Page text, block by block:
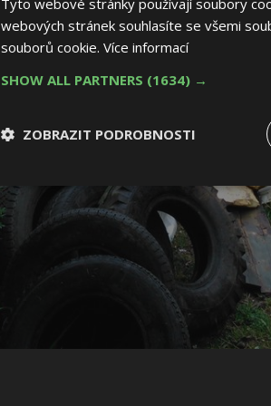
Tyto webové stránky používají soubory
webových stránek souhlasíte se všemi
souborů cookie. Více informací
SHOW ALL PARTNERS (1634) →
ZOBRAZIT PODROBNOSTI
Nezbytně nutné
soubory
Výkonové
soubory
Výkonové soubory